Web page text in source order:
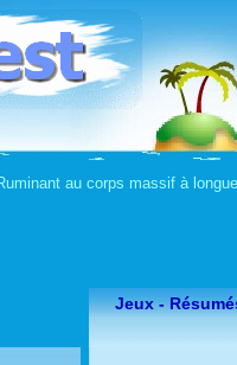
au corps massif à
Jeux -